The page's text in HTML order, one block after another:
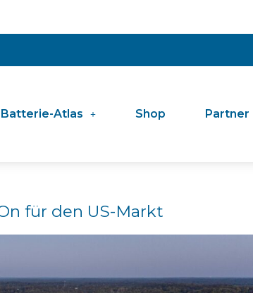
Batterie-Atlas Shop Partner
für den US-Markt